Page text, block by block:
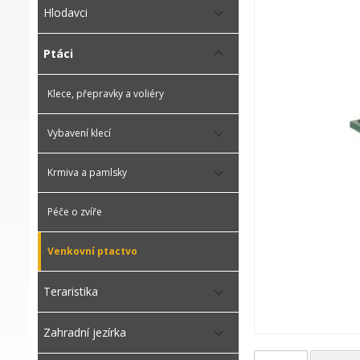
Hlodavci
Ptáci
Klece, přepravky a voliéry
Vybavení klecí
Krmiva a pamlsky
Péče o zvíře
Venkovní ptactvo
Teraristika
Zahradní jezírka